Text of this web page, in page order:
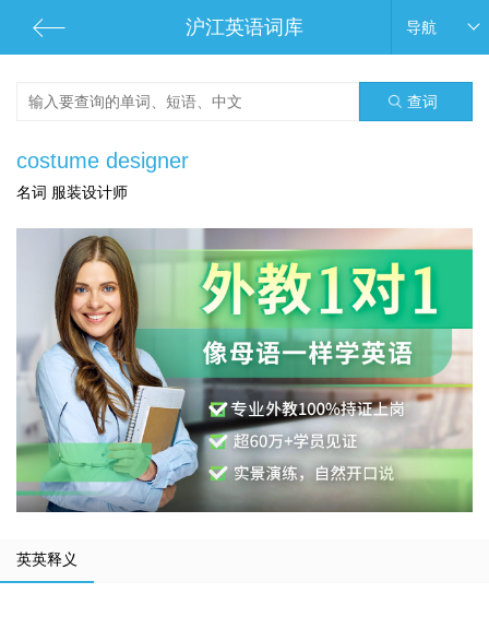
沪江英语词库 导航
查词
costume designer
名词 服装设计师
英英释义